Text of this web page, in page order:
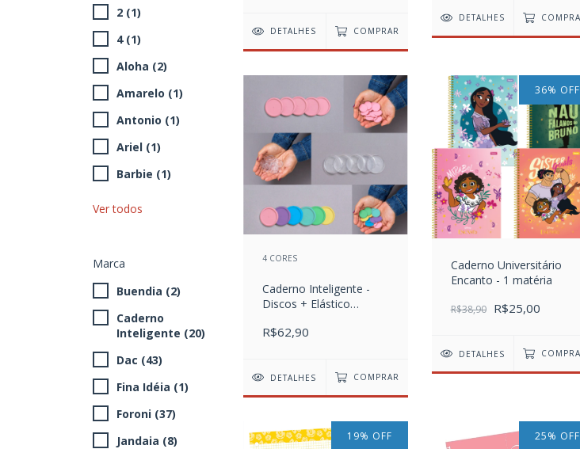
2 (1)
4 (1)
Aloha (2)
Amarelo (1)
Antonio (1)
Ariel (1)
Barbie (1)
Ver todos
Marca
Buendia (2)
Caderno
Inteligente (20)
Dac (43)
Fina Idéia (1)
Foroni (37)
Jandaia (8)
DETALHES COMPRAR
DETALHES
4 CORES
Caderno Inteligente -
Discos + Elástico
R$62,90
DETALHES COMPRAR
36% OFF
Caderno Universitário
Encanto - 1 matéria
R$38,90 R$25,00
DETALHES
19% OFF 25% OFF